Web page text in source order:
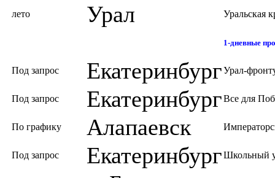
лето Урал Уральская
1-дневные
Под запрос ЕкатеринбургУрал-
Под запрос ЕкатеринбургВсе для
По графику Алапаевск
Под запрос ЕкатеринбургШкольный